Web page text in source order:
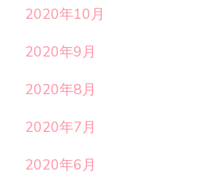
2020年10月
2020年9月
2020年8月
2020年7月
2020年6月